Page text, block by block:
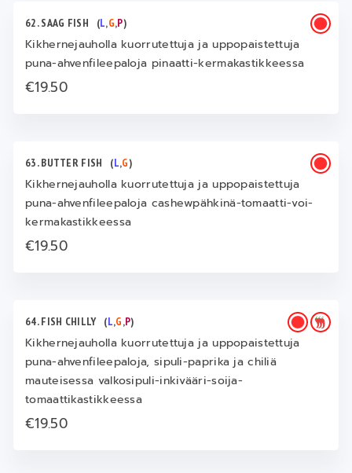
62. SAAG FISH (L,G,P)
Kikhernejauholla kuorrutettuja ja uppopaistettuja
puna-ahvenfileepaloja pinaatti-kermakastikkeessa
€19.50
63. BUTTER FISH (L,G)
Kikhernejauholla kuorrutettuja ja uppopaistettuja
puna-ahvenfileepaloja cashewpähkinä-tomaatti-voi-
kermakastikkeessa
€19.50
64. FISH CHILLY (L,G,P)
Kikhernejauholla kuorrutettuja ja uppopaistettuja
puna-ahvenfileepaloja, sipuli-paprika ja chiliä
mauteisessa valkosipuli-inkivääri-soija-
tomaattikastikkeessa
€19.50